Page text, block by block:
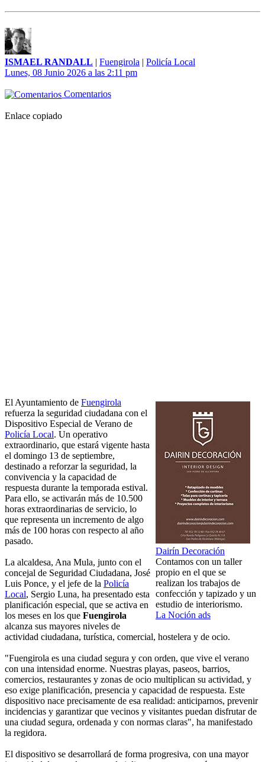
ISMAEL RANDALL | Fuengirola | Policía Local
Lunes, 08 Junio 2026 a las 2:11 pm
Comentarios
Enlace copiado
Dairín Decoración
Contamos con un taller
propio en el que se
realizan los trabajos de
confección y tapizado y un
estudio de interiorismo.
La Noción ads
El Ayuntamiento de Fuengirola
refuerza la seguridad ciudadana con el
Dispositivo Especial de Verano de
Policía Local. Un operativo
extraordinario, que estará vigente hasta
el domingo 13 de septiembre,
destinado a reforzar la seguridad, la
convivencia y la capacidad de
respuesta durante la temporada estival.
Para ello, se activarán más de 10.500
horas extraordinarias de servicio, lo
que representa un incremento de algo
más de 100 horas con respecto al año
pasado.
La alcaldesa, Ana Mula, junto con el
concejal de Seguridad Ciudadana, José
Luis Ponce, y el jefe de la Policía
Local, Sergio Luna, ha presentado esta
planificación especial, que se activa en
los meses en los que Fuengirola
alcanza sus mayores niveles de
actividad ciudadana, turística, comercial, hostelera y de ocio.
"Fuengirola es una ciudad segura y con orden, que vive el verano
con una intensidad enorme. Nuestras playas, paseos, barrios,
comercios, restaurantes y zonas de ocio multiplican su actividad, y
eso exige planificación, presencia y capacidad de respuesta. Este
dispositivo nace precisamente de esa realidad: anticiparnos, prevenir
incidencias y garantizar que vecinos y visitantes puedan disfrutar de
una ciudad segura, ordenada y con normas claras", ha manifestado
la regidora.
El dispositivo se desarrollará de forma progresiva, con una mayor